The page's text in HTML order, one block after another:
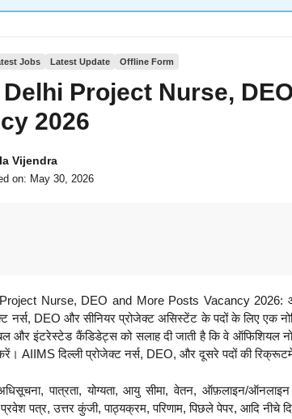
Jobs Latest Update Offline Form
Delhi Project Nurse,
2026
Vijendra
on: May 30, 2026
Nurse, DEO and More Posts Vacancy 2026:
नर्स, DEO और सीनियर प्रोजेक्ट असिस्टेंट के पदों के लिए एक
और इंटरेस्टेड कैंडिडेट्स को सलाह दी जाती है कि वे ऑफिशियल
AIIMS दिल्ली प्रोजेक्ट नर्स, DEO, और दूसरे पदों की
पात्रता, योग्यता, आयु सीमा, वेतन, ऑफ़लाइन/
प्रवेश पत्र, उत्तर कुंजी, पाठ्यक्रम, परिणाम, पिछले पेपर, आदि